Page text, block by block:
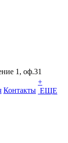
1, оф.31
Контакты
+
ЕЩЕ